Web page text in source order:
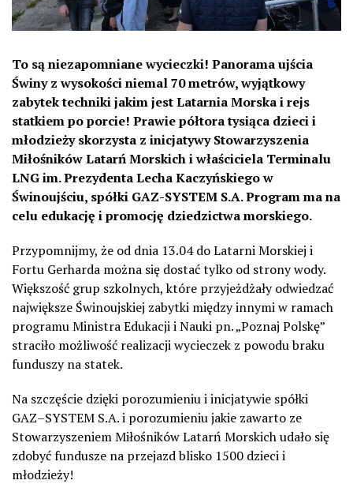
To są niezapomniane wycieczki! Panorama ujścia
Świny z wysokości niemal 70 metrów, wyjątkowy
zabytek techniki jakim jest Latarnia Morska i rejs
statkiem po porcie! Prawie półtora tysiąca dzieci i
młodzieży skorzysta z inicjatywy Stowarzyszenia
Miłośników Latarń Morskich i właściciela Terminalu
LNG im. Prezydenta Lecha Kaczyńskiego w
Świnoujściu, spółki GAZ-SYSTEM S.A. Program ma na
celu edukację i promocję dziedzictwa morskiego.
Przypomnijmy, że od dnia 13.04 do Latarni Morskiej i
Fortu Gerharda można się dostać tylko od strony wody.
Większość grup szkolnych, które przyjeżdżały odwiedzać
największe Świnoujskiej zabytki między innymi w ramach
programuMinistra Edukacji i Nauki pn. „Poznaj Polskę”
straciło możliwość realizacji wycieczek z powodu braku
funduszy na statek.
Na szczęście dzięki porozumieniu i inicjatywie spółki
GAZ–SYSTEM S.A. i porozumieniu jakie zawarto ze
StowarzyszeniemMiłośnikówLatarńMorskich udało się
zdobyć fundusze na przejazd blisko 1500 dzieci i
młodzieży!